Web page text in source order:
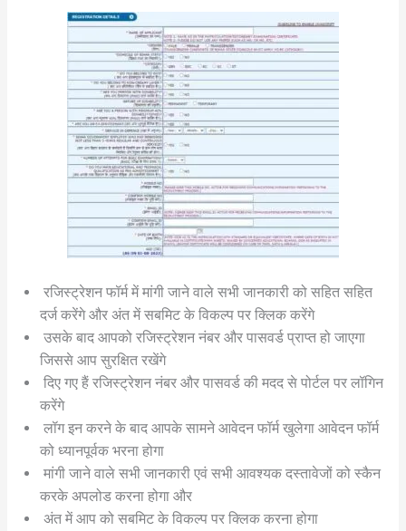
रजिस्ट्रेशन फॉर्म में मांगी जाने वाले सभी जानकारी को सहित सहित
दर्ज करेंगे और अंत में सबमिट के विकल्प पर क्लिक करेंगे
उसके बाद आपको रजिस्ट्रेशन नंबर और पासवर्ड प्राप्त हो जाएगा
जिससे आप सुरक्षित रखेंगे
दिए गए हैं रजिस्ट्रेशन नंबर और पासवर्ड की मदद से पोर्टल पर लॉगिन
करेंगे
लॉग इन करने के बाद आपके सामने आवेदन फॉर्म खुलेगा आवेदन फॉर्म
को ध्यानपूर्वक भरना होगा
मांगी जाने वाले सभी जानकारी एवं सभी आवश्यक दस्तावेजों को स्कैन
करके अपलोड करना होगा और
अंत में आप को सबमिट के विकल्प पर क्लिक करना होगा